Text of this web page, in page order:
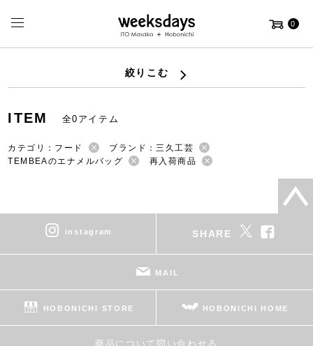
0
絞りこむ
ITEM 全0アイテム
カテゴリ：フード
ブランド：三久工芸
TEMBEAのエナメルバッグ
再入荷商品
instagram SHARE
MAIL
HOBONICHI STORE HOBONICHI HOME
商品について問い合わせる